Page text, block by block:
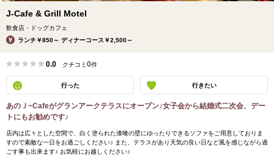
J-Cafe & Grill Motel
飲食店・ドッグカフェ
ランチ￥850～ ディナーコース￥2,500～
0.0 クチコミ 0件
行った 行きたい
あのＪ−Cafeがグランアークテラスにオープン♪女子会から結婚式二次会、デー
トにもお勧めです♪
店内は広々とした空間で、白く塗られた漆喰の壁にゆったりできるソファをご用意しておりま
すので素敵な一日をお過ごしください♪ また、テラスがあり天気の良い日など風を感じながら過
ごす事も出来ます♪ お気軽にお越しください♪